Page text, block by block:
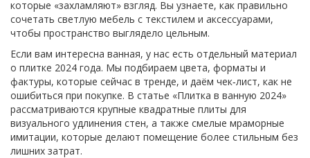
которые «захламляют» взгляд. Вы узнаете, как правильно
сочетать светлую мебель с текстилем и аксессуарами,
чтобы пространство выглядело цельным.
Если вам интересна ванная, у нас есть отдельный материал
о плитке 2024 года. Мы подбираем цвета, форматы и
фактуры, которые сейчас в тренде, и даём чек‑лист, как не
ошибиться при покупке. В статье «Плитка в ванную 2024»
рассматриваются крупные квадратные плиты для
визуального удлинения стен, а также смелые мраморные
имитации, которые делают помещение более стильным без
лишних затрат.